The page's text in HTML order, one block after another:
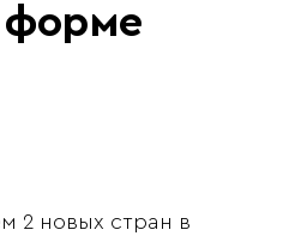
форме
2 новых стран в